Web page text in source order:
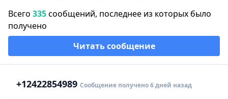
Всего 335сообщений, последнее из которых было
получено
Читать сообщение
+12422854989 Сообщение получено 6 дней назад